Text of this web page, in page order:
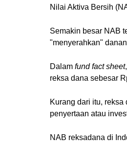
Nilai Aktiva Bersih
Semakin besar NAB
"menyerahkan"
Dalam fund fact sheet
reksa dana sebesar
Kurang dari itu,
penyertaan atau
NAB reksadana di